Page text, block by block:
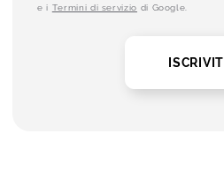
e i Termini di servizio di Google.
ISCRIVITI